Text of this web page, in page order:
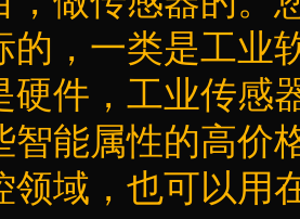
的，一类是工业
硬件，工业传感
智能属性的高价
领域，也可以用